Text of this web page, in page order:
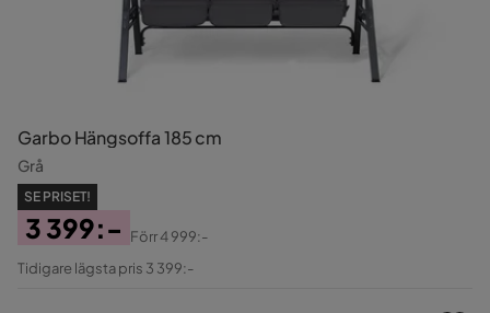
Garbo Hängsoffa 185 cm
Grå
SE PRISET!
Pris
3 399:-
Original
Förr4 999:-
Tidigare lägsta pris 3 399:-